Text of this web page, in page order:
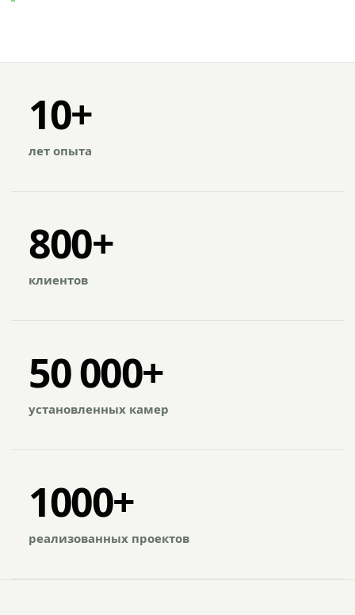
10+
лет опыта
800+
клиентов
50 000+
установленных камер
1000+
реализованных проектов